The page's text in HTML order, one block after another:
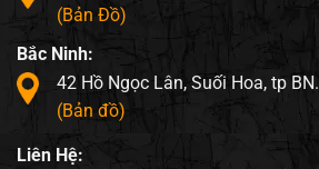
(Bản Đồ)
Bắc Ninh:
42 Hồ Ngọc Lân, Suối Hoa, tp BN.
(Bản đồ)
Liên Hệ: